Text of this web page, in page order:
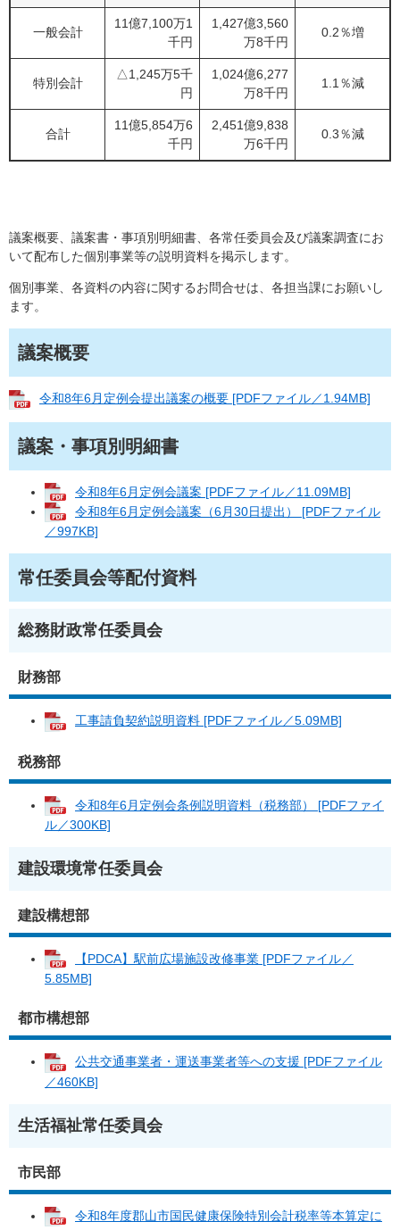
一般会計
11億7,100万1
千円
1,427億3,560
万8千円
0.2％増
特別会計
△1,245万5千
円
1,024億6,277
万8千円
1.1％減
合計
11億5,854万6
千円
2,451億9,838
万6千円
0.3％減
議案概要、議案書・事項別明細書、各常任委員会及び議案調査にお
いて配布した個別事業等の説明資料を掲示します。
個別事業、各資料の内容に関するお問合せは、各担当課にお願いし
ます。
議案概要
令和8年6月定例会提出議案の概要 [PDFファイル／1.94MB]
議案・事項別明細書
令和8年6月定例会議案 [PDFファイル／11.09MB]
令和8年6月定例会議案（6月30日提出） [PDFファイル
／997KB]
常任委員会等配付資料
総務財政常任委員会
財務部
工事請負契約説明資料 [PDFファイル／5.09MB]
税務部
令和8年6月定例会条例説明資料（税務部） [PDFファイ
ル／300KB]
建設環境常任委員会
建設構想部
【PDCA】駅前広場施設改修事業 [PDFファイル／
5.85MB]
都市構想部
公共交通事業者・運送事業者等への支援 [PDFファイル
／460KB]
生活福祉常任委員会
市民部
令和8年度郡山市国民健康保険特別会計税率等本算定に